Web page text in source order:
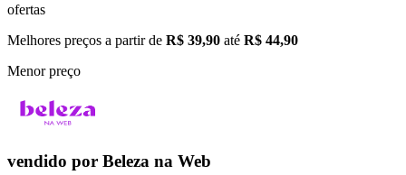
ofertas
Melhores preços a partir de R$ 39,90 até R$ 44,90
Menor preço
vendido por Beleza na Web